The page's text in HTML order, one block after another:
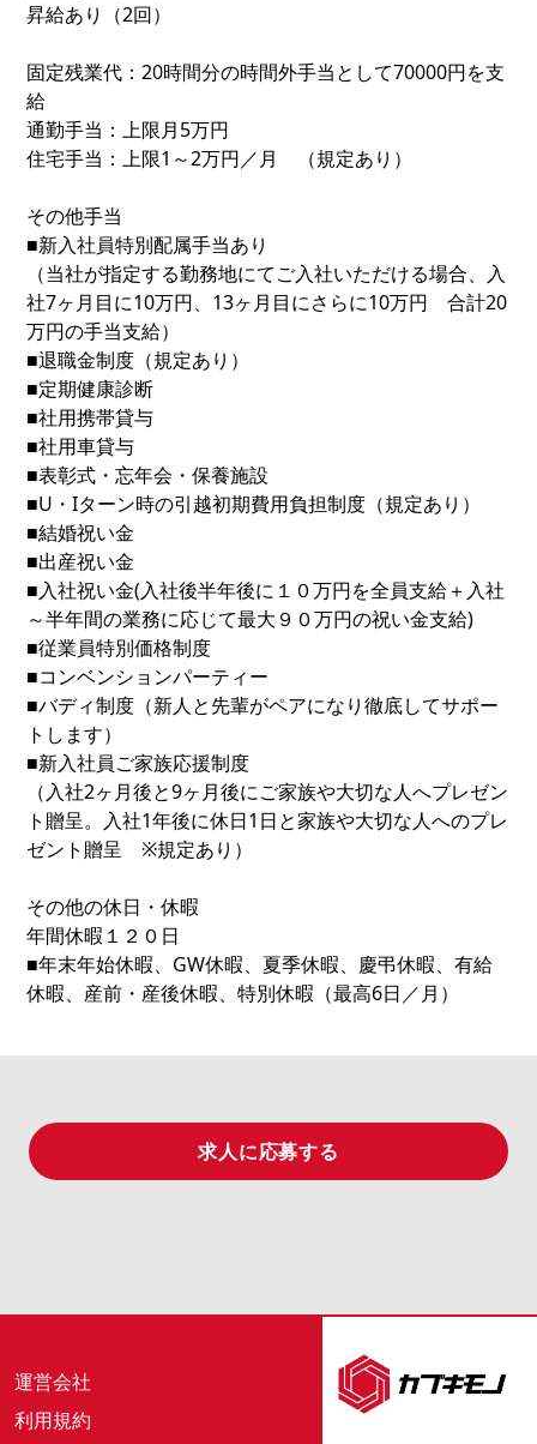
昇給あり（2回）
固定残業代：20時間分の時間外手当として70000円を支
給
通勤手当：上限月5万円
住宅手当：上限1～2万円／月 （規定あり）
その他手当
■新入社員特別配属手当あり
（当社が指定する勤務地にてご入社いただける場合、入
社7ヶ月目に10万円、13ヶ月目にさらに10万円 合計20
万円の手当支給）
■退職金制度（規定あり）
■定期健康診断
■社用携帯貸与
■社用車貸与
■表彰式・忘年会・保養施設
■U・Iターン時の引越初期費用負担制度（規定あり）
■結婚祝い金
■出産祝い金
■入社祝い金(入社後半年後に１０万円を全員支給＋入社
～半年間の業務に応じて最大９０万円の祝い金支給)
■従業員特別価格制度
■コンベンションパーティー
■バディ制度（新人と先輩がペアになり徹底してサポー
トします）
■新入社員ご家族応援制度
（入社2ヶ月後と9ヶ月後にご家族や大切な人へプレゼン
ト贈呈。入社1年後に休日1日と家族や大切な人へのプレ
ゼント贈呈 ※規定あり）
その他の休日・休暇
年間休暇１２０日
■年末年始休暇、GW休暇、夏季休暇、慶弔休暇、有給
休暇、産前・産後休暇、特別休暇（最高6日／月）
求人に応募する
運営会社
利用規約